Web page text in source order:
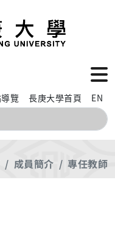
覽 長庚大學首頁 EN
搜
成員簡介 專任教師